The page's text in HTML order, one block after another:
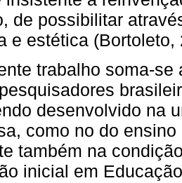
de possibilitar
e estética (Bortoleto,
trabalho soma-
desenvolvido na
como no do
também na
inicial em